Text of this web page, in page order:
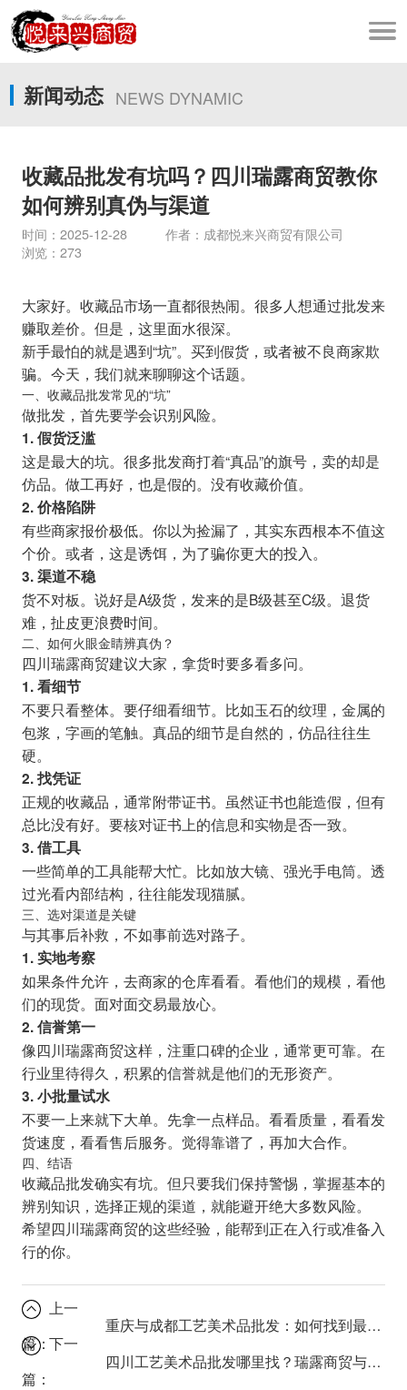
新闻动态 NEWS DYNAMIC
收藏品批发有坑吗？四川瑞露商贸教你
如何辨别真伪与渠道
时间：2025-12-28 作者：成都悦来兴商贸有限公司
浏览：273
大家好。收藏品市场一直都很热闹。很多人想通过批发来
赚取差价。但是，这里面水很深。
新手最怕的就是遇到“坑”。买到假货，或者被不良商家欺
骗。今天，我们就来聊聊这个话题。
一、收藏品批发常见的“坑”
做批发，首先要学会识别风险。
1. 假货泛滥
这是最大的坑。很多批发商打着“真品”的旗号，卖的却是
仿品。做工再好，也是假的。没有收藏价值。
2. 价格陷阱
有些商家报价极低。你以为捡漏了，其实东西根本不值这
个价。或者，这是诱饵，为了骗你更大的投入。
3. 渠道不稳
货不对板。说好是A级货，发来的是B级甚至C级。退货
难，扯皮更浪费时间。
二、如何火眼金睛辨真伪？
四川瑞露商贸建议大家，拿货时要多看多问。
1. 看细节
不要只看整体。要仔细看细节。比如玉石的纹理，金属的
包浆，字画的笔触。真品的细节是自然的，仿品往往生
硬。
2. 找凭证
正规的收藏品，通常附带证书。虽然证书也能造假，但有
总比没有好。要核对证书上的信息和实物是否一致。
3. 借工具
一些简单的工具能帮大忙。比如放大镜、强光手电筒。透
过光看内部结构，往往能发现猫腻。
三、选对渠道是关键
与其事后补救，不如事前选对路子。
1. 实地考察
如果条件允许，去商家的仓库看看。看他们的规模，看他
们的现货。面对面交易最放心。
2. 信誉第一
像四川瑞露商贸这样，注重口碑的企业，通常更可靠。在
行业里待得久，积累的信誉就是他们的无形资产。
3. 小批量试水
不要一上来就下大单。先拿一点样品。看看质量，看看发
货速度，看看售后服务。觉得靠谱了，再加大合作。
四、结语
收藏品批发确实有坑。但只要我们保持警惕，掌握基本的
辨别知识，选择正规的渠道，就能避开绝大多数风险。
希望四川瑞露商贸的这些经验，能帮到正在入行或准备入
行的你。
上一
篇：
重庆与成都工艺美术品批发：如何找到最靠谱的收藏品货源？
下一
篇：
四川工艺美术品批发哪里找？瑞露商贸与悦来兴的供应链优势对比